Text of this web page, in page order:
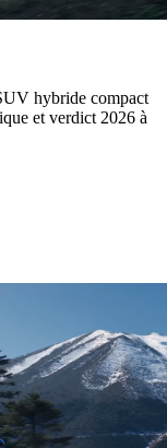
hybride compact
et verdict 2026 à